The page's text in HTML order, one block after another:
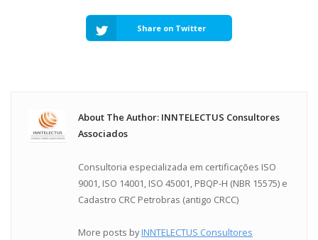
Share on Twitter
About The Author: INNTELECTUS Consultores
Associados
Consultoria especializada em certificações ISO
9001, ISO 14001, ISO 45001, PBQP-H (NBR 15575) e
Cadastro CRC Petrobras (antigo CRCC)
More posts byINNTELECTUS Consultores